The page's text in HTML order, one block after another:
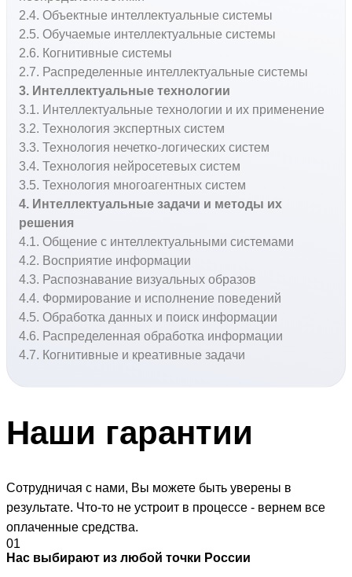
2.4. Объектные интеллектуальные системы
2.5. Обучаемые интеллектуальные системы
2.6. Когнитивные системы
2.7. Распределенные интеллектуальные системы
3. Интеллектуальные технологии
3.1. Интеллектуальные технологии и их применение
3.2. Технология экспертных систем
3.3. Технология нечетко-логических систем
3.4. Технология нейросетевых систем
3.5. Технология многоагентных систем
4. Интеллектуальные задачи и методы их
решения
4.1. Общение с интеллектуальными системами
4.2. Восприятие информации
4.3. Распознавание визуальных образов
4.4. Формирование и исполнение поведений
4.5. Обработка данных и поиск информации
4.6. Распределенная обработка информации
4.7. Когнитивные и креативные задачи
Наши гарантии
Сотрудничая с нами, Вы можете быть уверены в
результате. Что-то не устроит в процессе - вернем все
оплаченные средства.
01
Нас выбирают из любой точки России